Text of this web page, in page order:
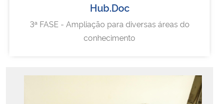
Hub.Doc
3ª FASE - Ampliação para diversas áreas do
conhecimento